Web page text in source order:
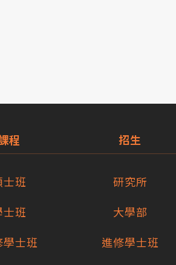
程
士班
士班
學士班
招生
研究所
大學部
進修學士班